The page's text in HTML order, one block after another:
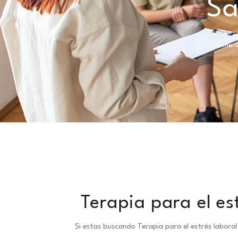
Home
Terapia para el
Si estas buscando Terapia para el estrés